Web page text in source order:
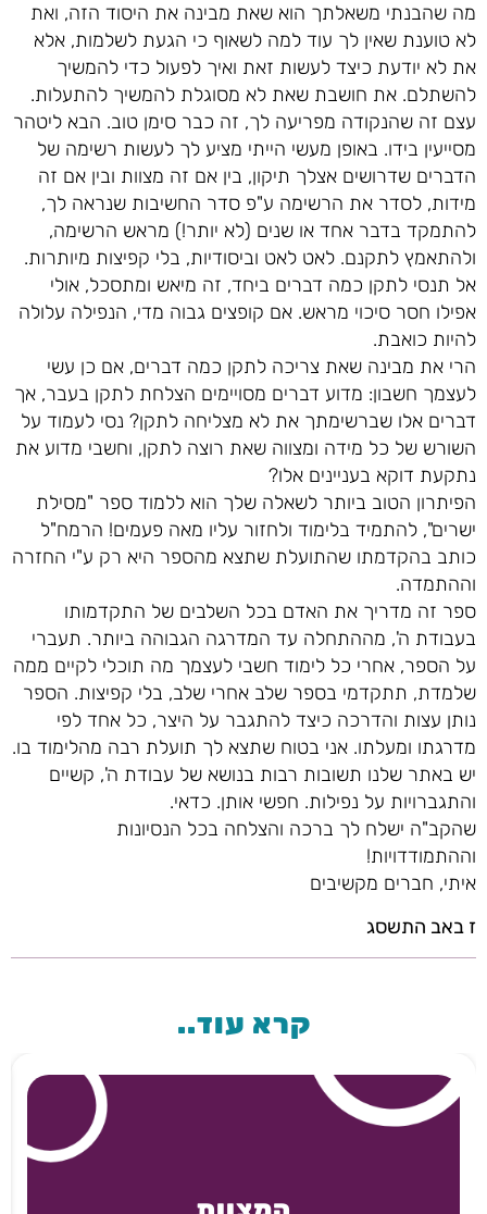
מה שהבנתי משאלתך הוא שאת מבינה את היסוד הזה, ואת
לא טוענת שאין לך עוד למה לשאוף כי הגעת לשלמות, אלא
את לא יודעת כיצד לעשות זאת ואיך לפעול כדי להמשיך
להשתלם. את חושבת שאת לא מסוגלת להמשיך להתעלות.
עצם זה שהנקודה מפריעה לך, זה כבר סימן טוב. הבא ליטהר
מסייעין בידו. באופן מעשי הייתי מציע לך לעשות רשימה של
הדברים שדרושים אצלך תיקון, בין אם זה מצוות ובין אם זה
מידות, לסדר את הרשימה ע"פ סדר החשיבות שנראה לך,
להתמקד בדבר אחד או שנים (לא יותר!) מראש הרשימה,
ולהתאמץ לתקנם. לאט לאט וביסודיות, בלי קפיצות מיותרות.
אל תנסי לתקן כמה דברים ביחד, זה מיאש ומתסכל, אולי
אפילו חסר סיכוי מראש. אם קופצים גבוה מדי, הנפילה עלולה
להיות כואבת.
הרי את מבינה שאת צריכה לתקן כמה דברים, אם כן עשי
לעצמך חשבון: מדוע דברים מסויימים הצלחת לתקן בעבר, אך
דברים אלו שברשימתך את לא מצליחה לתקן? נסי לעמוד על
השורש של כל מידה ומצווה שאת רוצה לתקן, וחשבי מדוע את
נתקעת דוקא בעניינים אלו?
הפיתרון הטוב ביותר לשאלה שלך הוא ללמוד ספר "מסילת
ישרים", להתמיד בלימוד ולחזור עליו מאה פעמים! הרמח"ל
כותב בהקדמתו שהתועלת שתצא מהספר היא רק ע"י החזרה
וההתמדה.
ספר זה מדריך את האדם בכל השלבים של התקדמותו
בעבודת ה', מההתחלה עד המדרגה הגבוהה ביותר. תעברי
על הספר, אחרי כל לימוד חשבי לעצמך מה תוכלי לקיים ממה
שלמדת, תתקדמי בספר שלב אחרי שלב, בלי קפיצות. הספר
נותן עצות והדרכה כיצד להתגבר על היצר, כל אחד לפי
מדרגתו ומעלתו. אני בטוח שתצא לך תועלת רבה מהלימוד בו.
יש באתר שלנו תשובות רבות בנושא של עבודת ה', קשיים
והתגברויות על נפילות. חפשי אותן. כדאי.
שהקב"ה ישלח לך ברכה והצלחה בכל הנסיונות
וההתמודדויות!
איתי, חברים מקשיבים
ז באב התשסג
קרא עוד..